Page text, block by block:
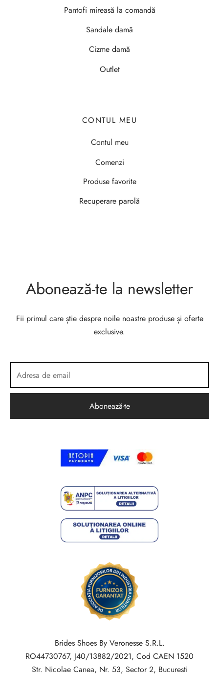
Pantofi mireasă la comandă
Sandale damă
Cizme damă
Outlet
CONTUL MEU
Contul meu
Comenzi
Produse favorite
Recuperare parolă
Abonează-te la newsletter
Fii primul care știe despre noile noastre produse și oferte
exclusive.
Brides Shoes By Veronesse S.R.L.
RO44730767, J40/13882/2021, Cod CAEN 1520
Str. Nicolae Canea, Nr. 53, Sector 2, Bucuresti